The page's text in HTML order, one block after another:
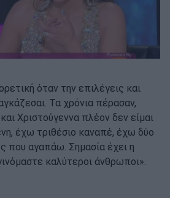
όταν την επιλέγεις και
Τα χρόνια πέρασαν,
Χριστούγεννα πλέον δεν είμαι
έχω τριθέσιο καναπέ, έχω δύο
που αγαπάω. Σημασία έχει η
καλύτεροι άνθρωποι».